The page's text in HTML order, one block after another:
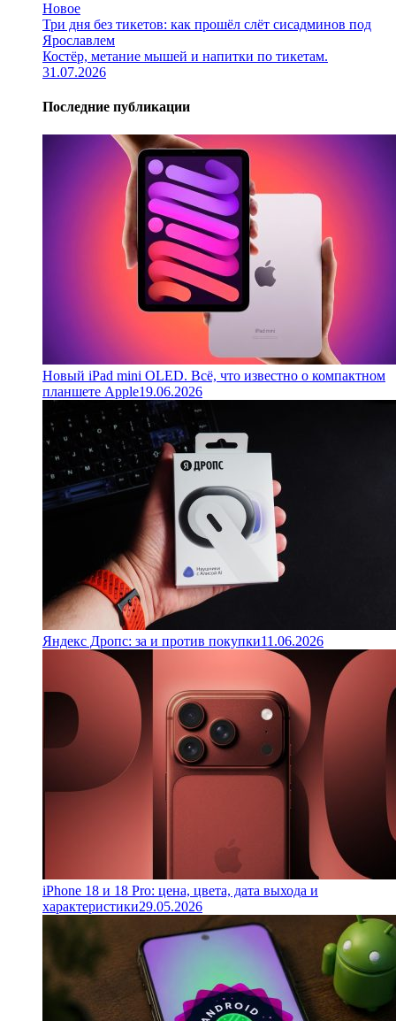
Новое
Три дня без тикетов: как прошёл слёт сисадминов под
Ярославлем
Костёр, метание мышей и напитки по тикетам.
31.07.2026
Последние публикации
Новый iPad mini OLED. Всё, что известно о компактном
планшете Apple19.06.2026
Яндекс Дропс: за и против покупки11.06.2026
iPhone 18 и 18 Pro: цена, цвета, дата выхода и
характеристики29.05.2026